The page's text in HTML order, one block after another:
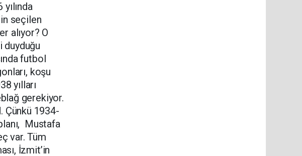
seçilen
alıyor? O
duyduğu
futbol
koşu
yılları
gerekiyor.
Çünkü 1934-
Mustafa
var. Tüm
İzmit’in